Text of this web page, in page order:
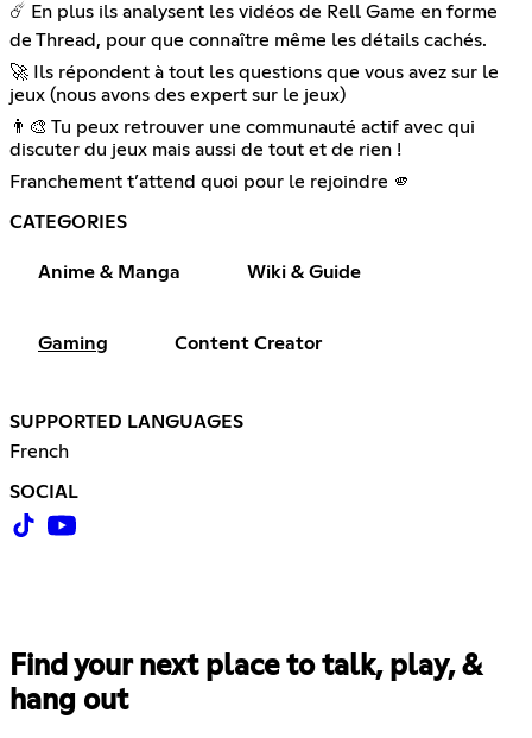
☄️ En plus ils analysent les vidéos de Rell Game en forme
de Thread, pour que connaître même les détails cachés.
🚀 Ils répondent à tout les questions que vous avez sur le
jeux (nous avons des expert sur le jeux)
👨‍🎨 Tu peux retrouver une communauté actif avec qui
discuter du jeux mais aussi de tout et de rien !
Franchement t’attend quoi pour le rejoindre 🫵
CATEGORIES
Anime & Manga Wiki & Guide
Gaming Content Creator
SUPPORTED LANGUAGES
French
SOCIAL
Find your next place to talk, play, &
hang out